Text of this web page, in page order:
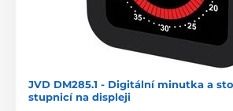
JVD DM285.1 - Digitální minutka a
stupnicí na displeji